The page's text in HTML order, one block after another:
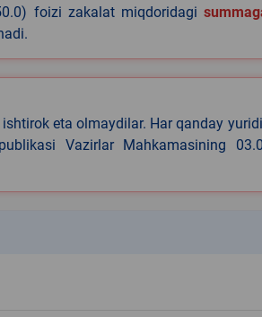
foizi zakalat miqdoridagi
eta olmaydilar. Har qanday
Vazirlar Mahkamasining